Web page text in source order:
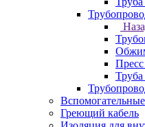
Труба
Греющий кабель